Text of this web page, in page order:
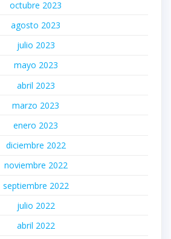
octubre 2023
agosto 2023
julio 2023
mayo 2023
abril 2023
marzo 2023
enero 2023
diciembre 2022
noviembre 2022
septiembre 2022
julio 2022
abril 2022